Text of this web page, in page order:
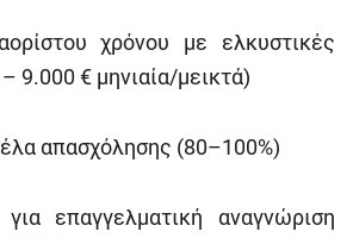
χρόνου με ελκυστικές
9.000 € μηνιαία/μεικτά)
απασχόλησης (80–100%)
για επαγγελματική αναγνώριση